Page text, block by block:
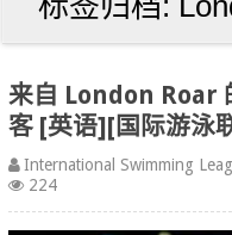
来自 London Roar
客 [英语][国际游泳
International Swimming
224